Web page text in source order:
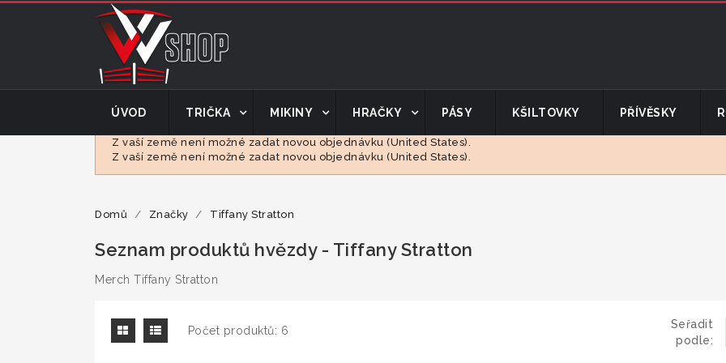
ÚVOD TRIČKA MIKINY HRAČKY PÁSY KŠILTOVKY PŘÍVĚSKY
Z vaší země není možné zadat novou objednávku (United States).
Z vaší země není možné zadat novou objednávku (United States).
Domů Značky Tiffany Stratton
Seznam produktů hvězdy - Tiffany Stratton
Merch Tiffany Stratton
Počet produktů: 6
Seřadit
podle: